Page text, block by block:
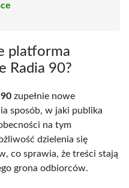
platforma
Radia 90?
zupełnie nowe
sposób, w jaki publika
na tym
dzielenia się
co sprawia, że treści stają
grona odbiorców.